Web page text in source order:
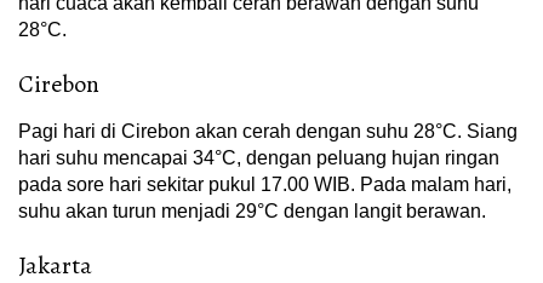
28°C.
Cirebon
Pagi hari di Cirebon akan cerah dengan suhu 28°C. Siang
hari suhu mencapai 34°C, dengan peluang hujan ringan
pada sore hari sekitar pukul 17.00 WIB. Pada malam hari,
suhu akan turun menjadi 29°C dengan langit berawan.
Jakarta